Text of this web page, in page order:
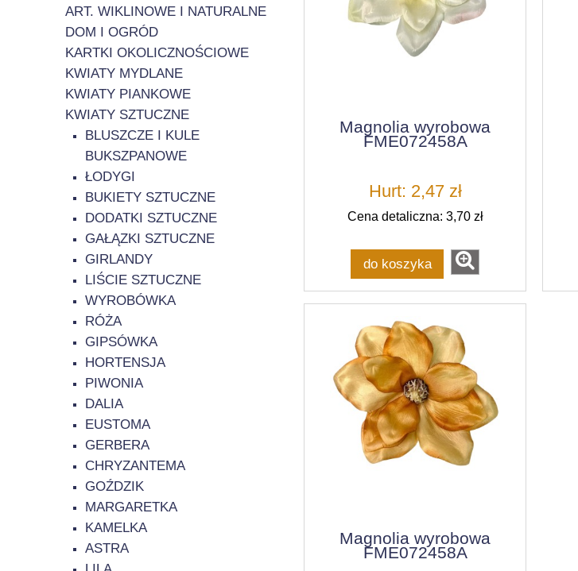
ART. WIKLINOWE I NATURALNE
DOM I OGRÓD
KARTKI OKOLICZNOŚCIOWE
KWIATY MYDLANE
KWIATY PIANKOWE
KWIATY SZTUCZNE
BLUSZCZE I KULE
BUKSZPANOWE
ŁODYGI
BUKIETY SZTUCZNE
DODATKI SZTUCZNE
GAŁĄZKI SZTUCZNE
GIRLANDY
LIŚCIE SZTUCZNE
WYROBÓWKA
RÓŻA
GIPSÓWKA
HORTENSJA
PIWONIA
DALIA
EUSTOMA
GERBERA
CHRYZANTEMA
GOŹDZIK
MARGARETKA
KAMELKA
ASTRA
Magnolia wyrobowa
FME072458A
Hurt: 2,47 zł
Cena detaliczna: 3,70 zł
do koszyka
Magnolia wyrobowa
FME072458A